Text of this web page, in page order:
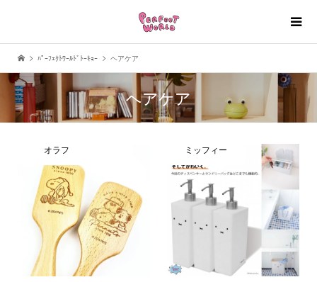
ﾊﾟｰﾌｪｸﾄﾜｰﾙﾄﾞﾄｰｷｮｰ ヘアケア
ヘアケア
オラフ ミッフィー